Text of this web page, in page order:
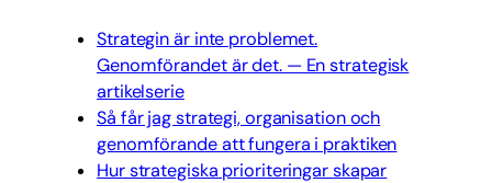
Strategin är inte problemet.
Genomförandet är det. — En strategisk
artikelserie
Så får jag strategi, organisation och
genomförande att fungera i praktiken
Hur strategiska prioriteringar skapar